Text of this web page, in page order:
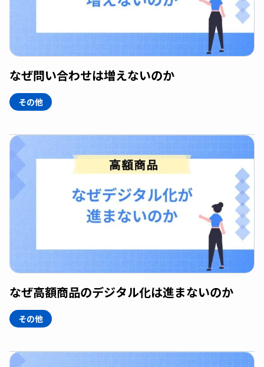
なぜ問い合わせは増えないのか
その他
なぜ高額商品のデジタル化は進まないのか
その他